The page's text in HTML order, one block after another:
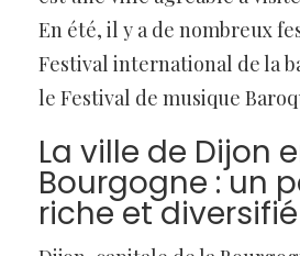
En été, il y a de nombreux
Festival international de la
le Festival de musique
La ville de Dijon
Bourgogne : un
riche et diversifié